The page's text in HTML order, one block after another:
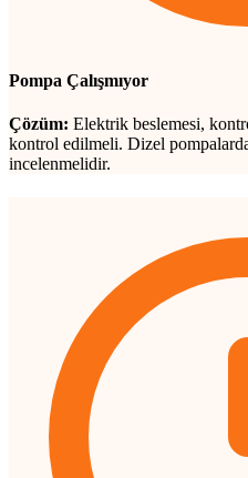
Pompa Çalışmıyor
Çözüm: Elektrik beslemesi,
kontrol edilmeli. Dizel
incelenmelidir.